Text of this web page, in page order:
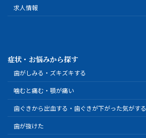
求人情報
症状・お悩みから探す
歯がしみる・ズキズキする
噛むと痛む・顎が痛い
歯ぐきから出血する・歯ぐきが下がった気がする
歯が抜けた